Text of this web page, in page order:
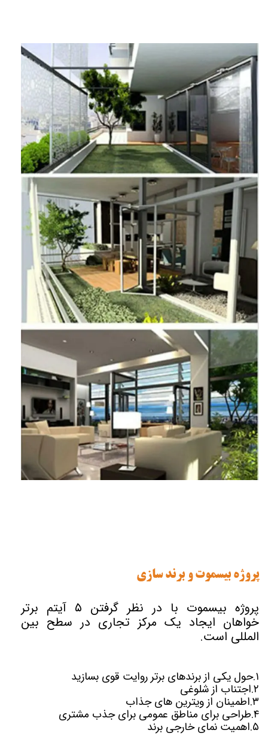
پروژه بیسموت و برند سازی
پروژه بیسموت با در نظر گرفتن ۵ آیتم برتر
خواهان ایجاد یک مرکز تجاری در سطح بین
المللی است.
۱.حول یکی از برندهای برتر روایت قوی بسازید
۲.اجتناب از شلوغی
۳.اطمینان از ویترین های جذاب
۴.طراحی برای مناطق عمومی برای جذب مشتری
۵.اهمیت نمای خارجی برند